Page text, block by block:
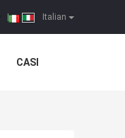
Italian
|
CASI